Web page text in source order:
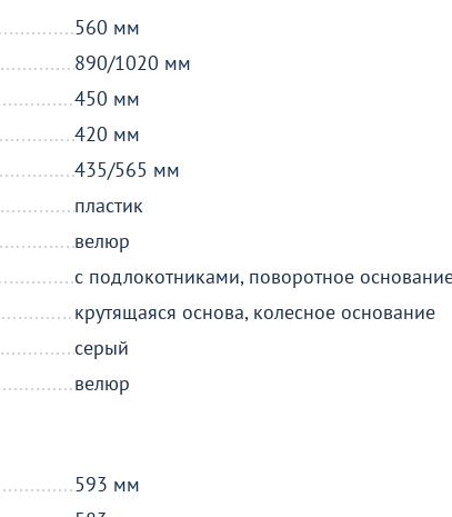
560 мм
890/1020 мм
450 мм
420 мм
435/565 мм
пластик
велюр
с подлокотниками, поворотное
крутящаяся основа, колесное основание
серый
велюр
593 мм